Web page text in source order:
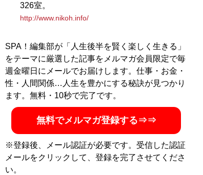
326室。
http://www.nikoh.info/
SPA！編集部が「人生後半を賢く楽しく生きる」
をテーマに厳選した記事をメルマガ会員限定で毎
週金曜日にメールでお届けします。仕事・お金・
性・人間関係…人生を豊かにする秘訣が見つかり
ます。無料・10秒で完了です。
無料でメルマガ登録する⇒⇒
※登録後、メール認証が必要です。受信した認証
メールをクリックして、登録を完了させてくださ
い。